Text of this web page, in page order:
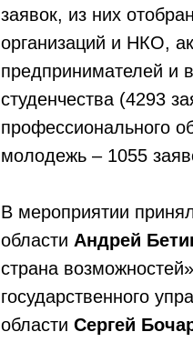
заявок, из них
организаций и НКО,
предпринимателей и
студенчества (4293
профессионального
молодежь – 1055
В мероприятии
области Андрей
страна возможностей»
государственного
области Сергей